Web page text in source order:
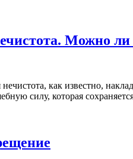
Можно
как известно,
силу, которая